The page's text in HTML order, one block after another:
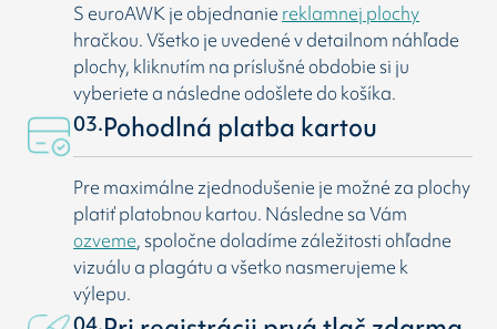
S euroAWK je objednanie reklamnej plochy
hračkou. Všetko je uvedené v detailnom náhľade
plochy, kliknutím na príslušné obdobie si ju
vyberiete a následne odošlete do košíka.
03.Pohodlná platba kartou
Pre maximálne zjednodušenie je možné za plochy
platiť platobnou kartou. Následne sa Vám
ozveme, spoločne doladíme záležitosti ohľadne
vizuálu a plagátu a všetko nasmerujeme k
výlepu.